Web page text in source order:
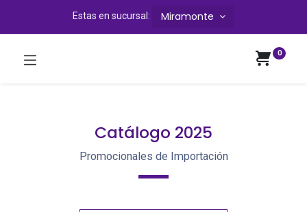
Estas en sucursal: Miramonte
0
Catálogo 2025
Promocionales de Importación